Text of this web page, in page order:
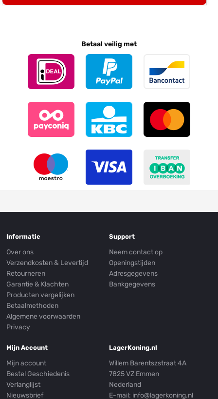
Betaal veilig met
Informatie
Over ons
Verzendkosten & Levertijd
Retourneren
Garantie & Klachten
Producten vergelijken
Betaalmethoden
Algemene voorwaarden
Privacy
Support
Neem contact op
Openingstijden
Adresgegevens
Bankgegevens
Mijn Account
Mijn account
Bestel Geschiedenis
Verlanglijst
Nieuwsbrief
LagerKoning.nl
Willem Barentszstraat 4A
7825 VZ Emmen
Nederland
E-mail: info@lagerkoning.nl